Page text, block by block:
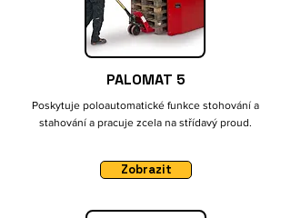
PALOMAT 5
Poskytuje poloautomatické funkce stohování a
stahování a pracuje zcela na střídavý proud.
Zobrazit